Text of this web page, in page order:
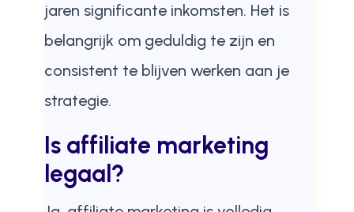
jaren significante inkomsten. Het is
belangrijk om geduldig te zijn en
consistent te blijven werken aan je
strategie.
Is affiliate marketing
legaal?